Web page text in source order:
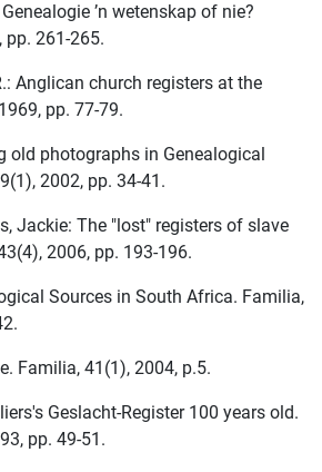
’n wetenskap of nie?
pp. 261-265.
Anglican church registers at the
pp. 77-79.
old photographs in Genealogical
2002, pp. 34-41.
Jackie: The "lost" registers of slave
2006, pp. 193-196.
Sources in South Africa. Familia,
Familia, 41(1), 2004, p.5.
Geslacht-Register 100 years old.
pp. 49-51.